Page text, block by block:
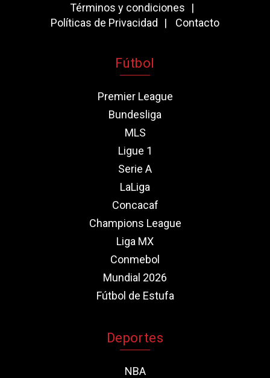
Términos y condiciones
Políticas de Privacidad
Contacto
Fútbol
Premier League
Bundesliga
MLS
Ligue 1
Serie A
LaLiga
Concacaf
Champions League
Liga MX
Conmebol
Mundial 2026
Fútbol de Estufa
Deportes
NBA